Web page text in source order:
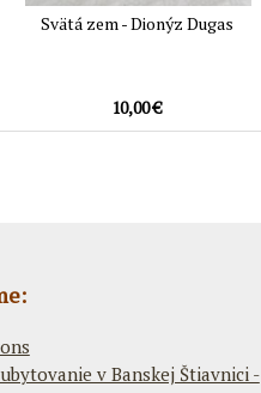
Svätá zem - Dionýz Dugas
10,00 €
v Banskej Štiavnici -